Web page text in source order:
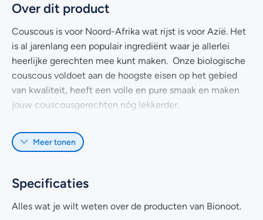
Over dit product
Couscous is voor Noord-Afrika wat rijst is voor Azië. Het
is al jarenlang een populair ingrediënt waar je allerlei
heerlijke gerechten mee kunt maken. Onze biologische
couscous voldoet aan de hoogste eisen op het gebied
van kwaliteit, heeft een volle en pure smaak en maken
jouw couscousgerechten nóg lekkerder.
biologische wijze verbouwd wordt. De durumtarwe
waardoor er kleine bolletjes ontstaan. Deze kleine
bolletjes heten couscous.
Meer tonen
Specificaties
Alles wat je wilt weten over de producten van Bionoot.